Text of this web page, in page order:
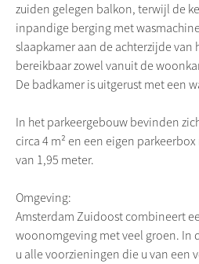
zuiden gelegen balkon, terwijl de
inpandige berging met
slaapkamer aan de achterzijde van
bereikbaar zowel vanuit de
De badkamer is uitgerust met een
In het parkeergebouw bevinden
circa 4 m² en een eigen
van 1,95 meter.
Omgeving:
Amsterdam Zuidoost combineert
woonomgeving met veel groen. In
u alle voorzieningen die u van een